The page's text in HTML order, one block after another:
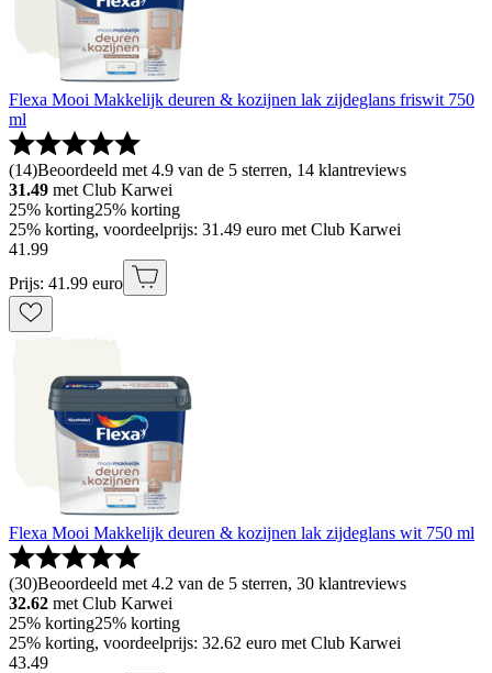
Flexa Mooi Makkelijk deuren & kozijnen lak zijdeglans friswit 750
ml
(14)Beoordeeld met 4.9 van de 5 sterren, 14 klantreviews
31.49 met Club Karwei
25% korting25% korting
25% korting, voordeelprijs: 31.49 euro met Club Karwei
41 .99
Prijs: 41.99 euro
Flexa Mooi Makkelijk deuren & kozijnen lak zijdeglans wit 750 ml
(30)Beoordeeld met 4.2 van de 5 sterren, 30 klantreviews
32.62 met Club Karwei
25% korting25% korting
25% korting, voordeelprijs: 32.62 euro met Club Karwei
43.49